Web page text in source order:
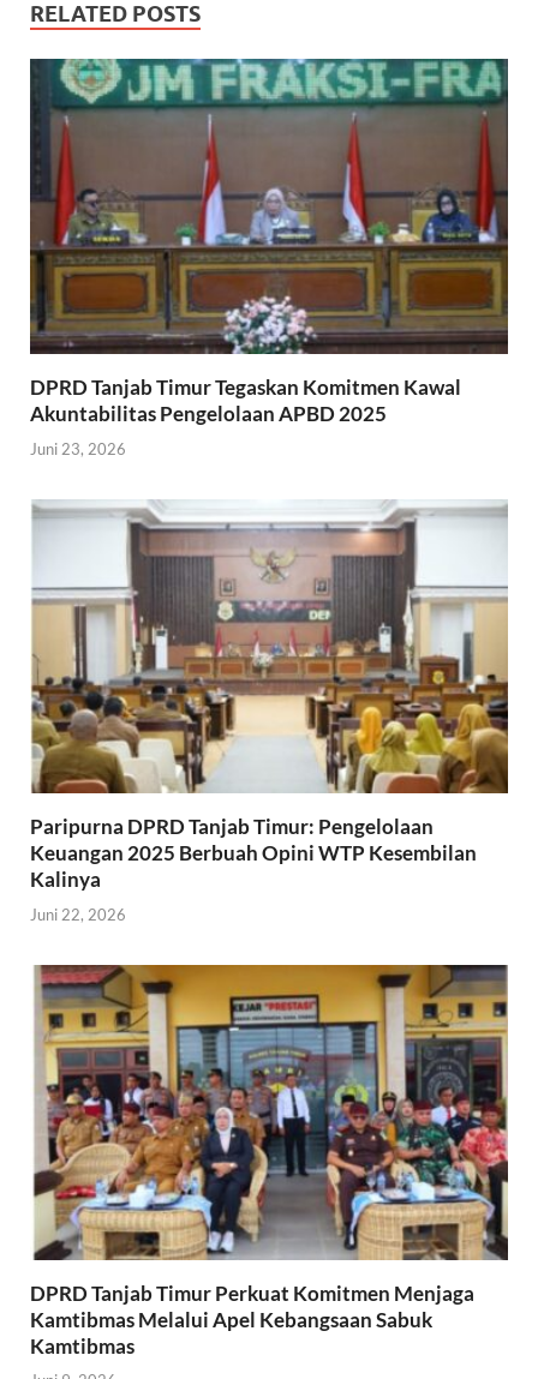
RELATED POSTS
DPRD Tanjab Timur Tegaskan Komitmen Kawal
Akuntabilitas Pengelolaan APBD 2025
Juni 23, 2026
Paripurna DPRD Tanjab Timur: Pengelolaan
Keuangan 2025 Berbuah Opini WTP Kesembilan
Kalinya
Juni 22, 2026
DPRD Tanjab Timur Perkuat Komitmen Menjaga
Kamtibmas Melalui Apel Kebangsaan Sabuk
Kamtibmas